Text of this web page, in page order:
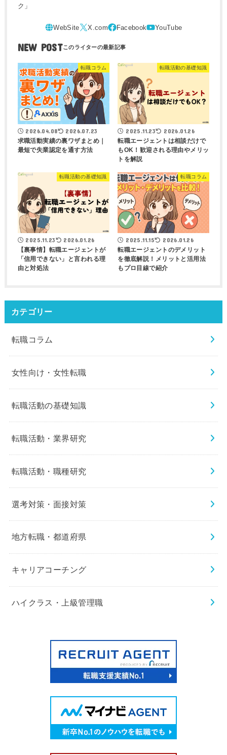
ク」
NEW POST
転職コラム
2026.04.08 2026.07.23
求職活動実績の裏ワザまとめ｜
最短で失業認定を通す方法
転職活動の基礎知識
2025.11.23 2026.01.26
転職エージェントは相談だけで
もOK！歓迎される理由やメリッ
トを解説
転職活動の基礎知識
2025.11.23 2026.01.26
【裏事情】転職エージェントが
「信用できない」と言われる理
由と対処法
転職コラム
2025.11.15 2026.01.26
転職エージェントのデメリット
を徹底解説！メリットと活用法
もプロ目線で紹介
カテゴリー
転職コラム
女性向け・女性転職
転職活動の基礎知識
転職活動・業界研究
転職活動・職種研究
選考対策・面接対策
地方転職・都道府県
キャリアコーチング
ハイクラス・上級管理職